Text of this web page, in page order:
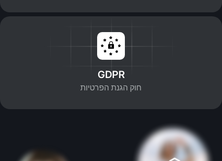
GDPR
חוק הגנת הפרטיות